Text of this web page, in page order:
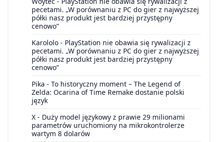
pecetami. „W porównaniu z PC do gier z najwyższej
półki nasz produkt jest bardziej przystępny
cenowo”
Karololo - PlayStation nie obawia się rywalizacji z
pecetami. „W porównaniu z PC do gier z najwyższej
półki nasz produkt jest bardziej przystępny
cenowo”
Pika - To historyczny moment – The Legend of
Zelda: Ocarina of Time Remake dostanie polski
język
X - Duży model językowy z prawie 29 milionami
parametrów uruchomiony na mikrokontrolerze
wartym 8 dolarów